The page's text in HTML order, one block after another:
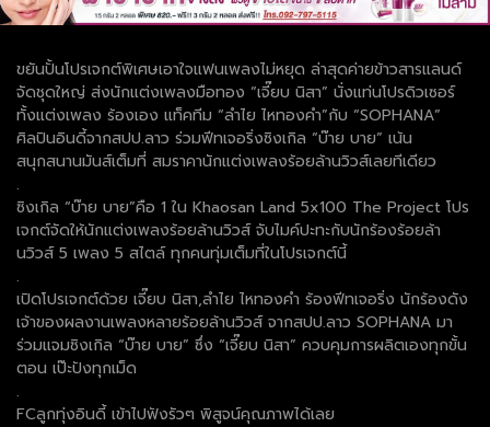
ขยันปั้นโปรเจกต์พิเศษเอาใจแฟนเพลงไม่หยุด ล่าสุดค่ายข้าวสารแลนด์
จัดชุดใหญ่ ส่งนักแต่งเพลงมือทอง “เจี๊ยบ นิสา” นั่งแท่นโปรดิวเซอร์
ทั้งแต่งเพลง ร้องเอง แท็คทีม “ลำไย ไหทองคำ”กับ “SOPHANA”
ศิลปินอินดี้จากสปป.ลาว ร่วมฟีทเจอริ่งซิงเกิล “บ๊าย บาย” เน้น
สนุกสนานมันส์เต็มที่ สมราคานักแต่งเพลงร้อยล้านวิวส์เลยทีเดียว
.
ซิงเกิล “บ๊าย บาย”คือ 1 ใน Khaosan Land 5x100 The Project โปร
เจกต์จัดให้นักแต่งเพลงร้อยล้านวิวส์ จับไมค์ปะทะกับนักร้องร้อยล้า
นวิวส์ 5 เพลง 5 สไตล์ ทุกคนทุ่มเต็มที่ในโปรเจกต์นี้
.
เปิดโปรเจกต์ด้วย เจี๊ยบ นิสา,ลำไย ไหทองคำ ร้องฟีทเจอริ่ง นักร้องดัง
เจ้าของผลงานเพลงหลายร้อยล้านวิวส์ จากสปป.ลาว SOPHANA มา
ร่วมแจมซิงเกิล “บ๊าย บาย” ซึ่ง “เจี๊ยบ นิสา” ควบคุมการผลิตเองทุกขั้น
ตอน เป๊ะปังทุกเม็ด
.
FCลูกทุ่งอินดี้ เข้าไปฟังรัวๆ พิสูจน์คุณภาพได้เลย